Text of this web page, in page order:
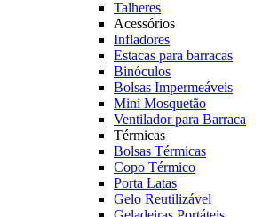
Talheres
Acessórios
Infladores
Estacas para barracas
Binóculos
Bolsas Impermeáveis
Mini Mosquetão
Ventilador para Barraca
Térmicas
Bolsas Térmicas
Copo Térmico
Porta Latas
Gelo Reutilizável